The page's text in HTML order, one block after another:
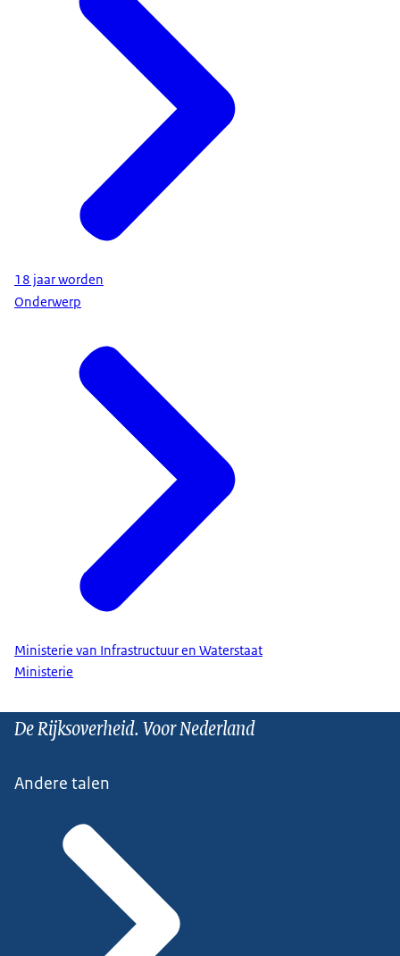
18 jaar worden
Onderwerp
Ministerie van Infrastructuur en Waterstaat
Ministerie
De Rijksoverheid. Voor Nederland
Andere talen